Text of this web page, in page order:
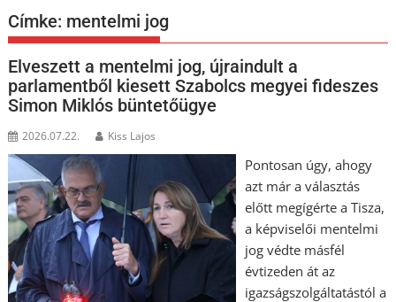
Címke: mentelmi jog
Elveszett a mentelmi jog, újraindult a
parlamentből kiesett Szabolcs megyei fideszes
Simon Miklós büntetőügye
2026.07.22. Kiss Lajos
Pontosan úgy, ahogy
azt már a választás
előtt megígérte a Tisza,
a képviselői mentelmi
jog védte másfél
évtizeden át az
igazságszolgáltatástól a